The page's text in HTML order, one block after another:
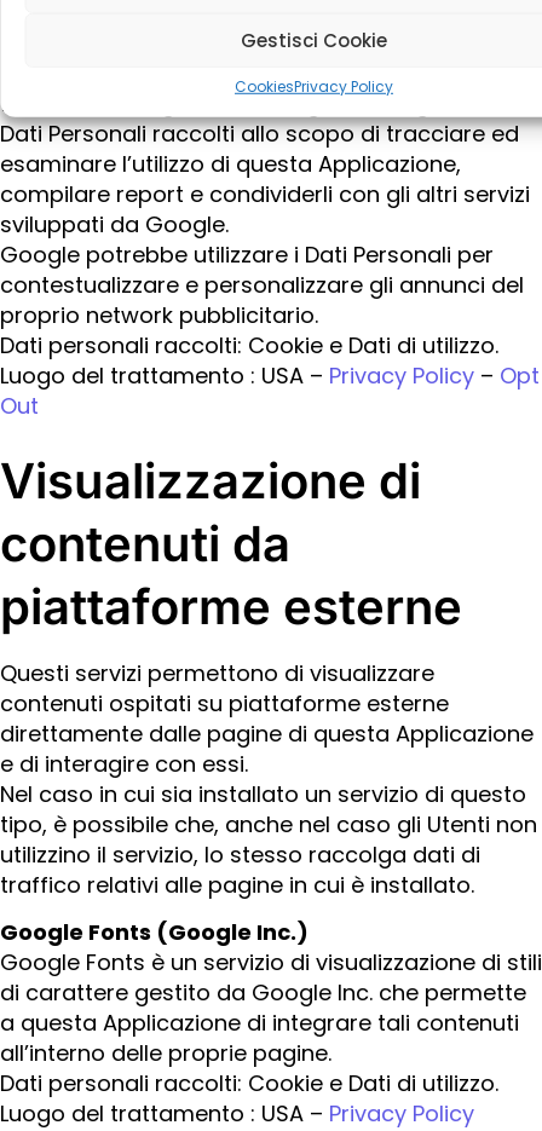
Gestisci Cookie
CookiesPrivacy Policy
Google Analytics (Google Inc.)
Google Analytics è un servizio di analisi web
fornito da Google Inc. (“Google”). Google utilizza i
Dati Personali raccolti allo scopo di tracciare ed
esaminare l’utilizzo di questa Applicazione,
compilare report e condividerli con gli altri servizi
sviluppati da Google.
Google potrebbe utilizzare i Dati Personali per
contestualizzare e personalizzare gli annunci del
proprio network pubblicitario.
Dati personali raccolti: Cookie e Dati di utilizzo.
Luogo del trattamento : USA – Privacy Policy – Opt
Out
Visualizzazione di
contenuti da
piattaforme esterne
Questi servizi permettono di visualizzare
contenuti ospitati su piattaforme esterne
direttamente dalle pagine di questa Applicazione
e di interagire con essi.
Nel caso in cui sia installato un servizio di questo
tipo, è possibile che, anche nel caso gli Utenti non
utilizzino il servizio, lo stesso raccolga dati di
traffico relativi alle pagine in cui è installato.
Google Fonts (Google Inc.)
Google Fonts è un servizio di visualizzazione di stili
di carattere gestito da Google Inc. che permette
a questa Applicazione di integrare tali contenuti
all’interno delle proprie pagine.
Dati personali raccolti: Cookie e Dati di utilizzo.
Luogo del trattamento : USA – Privacy Policy